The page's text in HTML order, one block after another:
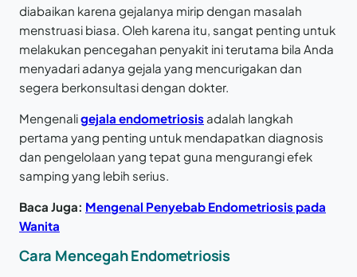
diabaikan karena gejalanya mirip dengan masalah
menstruasi biasa. Oleh karena itu, sangat penting untuk
melakukan pencegahan penyakit ini terutama bila Anda
menyadari adanya gejala yang mencurigakan dan
segera berkonsultasi dengan dokter.
Mengenaligejala endometriosisadalah langkah
pertama yang penting untuk mendapatkan diagnosis
dan pengelolaan yang tepat guna mengurangi efek
samping yang lebih serius.
Baca Juga: Mengenal Penyebab Endometriosis pada
Wanita
Cara Mencegah Endometriosis